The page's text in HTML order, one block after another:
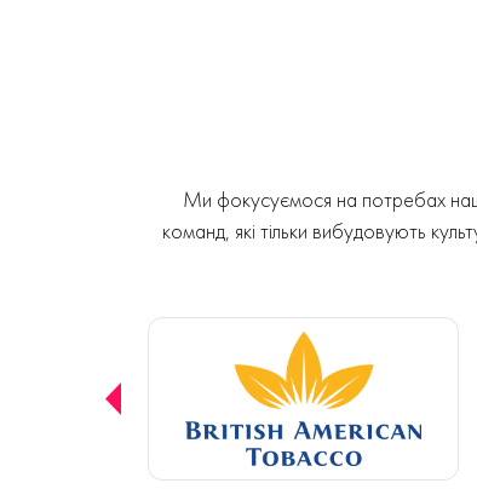
Ми фокусуємося на потребах
команд, які тільки вибудовують